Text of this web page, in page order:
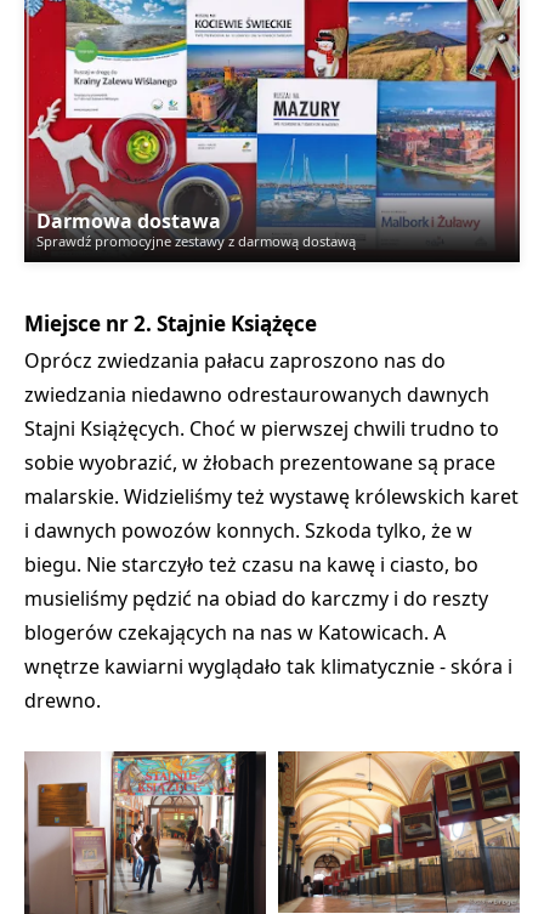
Darmowa dostawa
Sprawdź promocyjne zestawy z darmową dostawą
Miejsce nr 2. Stajnie Książęce
Oprócz zwiedzania pałacu zaproszono nas do
zwiedzania niedawno odrestaurowanych dawnych
Stajni Książęcych. Choć w pierwszej chwili trudno to
sobie wyobrazić, w żłobach prezentowane są prace
malarskie. Widzieliśmy też wystawę królewskich karet
i dawnych powozów konnych. Szkoda tylko, że w
biegu. Nie starczyło też czasu na kawę i ciasto, bo
musieliśmy pędzić na obiad do karczmy i do reszty
blogerów czekających na nas w Katowicach. A
wnętrze kawiarni wyglądało tak klimatycznie - skóra i
drewno.